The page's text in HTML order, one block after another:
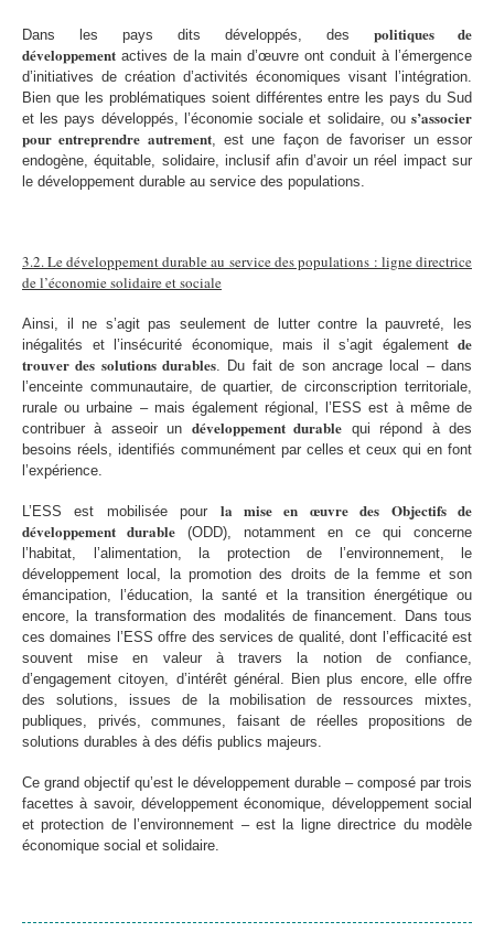
Dans les pays dits développés, des politiques de
développement actives de la main d’œuvre ont conduit à l’émergence
d’initiatives de création d’activités économiques visant l’intégration.
Bien que les problématiques soient différentes entre les pays du Sud
et les pays développés, l’économie sociale et solidaire, ou s’associer
pour entreprendre autrement, est une façon de favoriser un essor
endogène, équitable, solidaire, inclusif afin d’avoir un réel impact sur
le développement durable au service des populations.
3.2. Le développement durable au service des populations : ligne directrice
de l’économie solidaire et sociale
Ainsi, il ne s’agit pas seulement de lutter contre la pauvreté, les
inégalités et l’insécurité économique, mais il s’agit également de
trouver des solutions durables. Du fait de son ancrage local – dans
l’enceinte communautaire, de quartier, de circonscription territoriale,
rurale ou urbaine – mais également régional, l’ESS est à même de
contribuer à asseoir un développement durable qui répond à des
besoins réels, identifiés communément par celles et ceux qui en font
l’expérience.
L’ESS est mobilisée pour la mise en œuvre des Objectifs de
développement durable (ODD), notamment en ce qui concerne
l’habitat, l’alimentation, la protection de l’environnement, le
développement local, la promotion des droits de la femme et son
émancipation, l’éducation, la santé et la transition énergétique ou
encore, la transformation des modalités de financement. Dans tous
ces domaines l’ESS offre des services de qualité, dont l’efficacité est
souvent mise en valeur à travers la notion de confiance,
d’engagement citoyen, d’intérêt général. Bien plus encore, elle offre
des solutions, issues de la mobilisation de ressources mixtes,
publiques, privés, communes, faisant de réelles propositions de
solutions durables à des défis publics majeurs.
Ce grand objectif qu’est le développement durable – composé par trois
facettes à savoir, développement économique, développement social
et protection de l’environnement – est la ligne directrice du modèle
économique social et solidaire.